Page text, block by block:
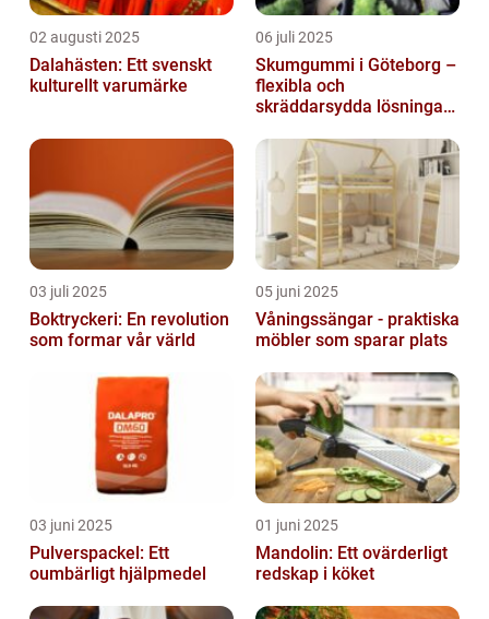
02 augusti 2025
Dalahästen: Ett svenskt
kulturellt varumärke
06 juli 2025
Skumgummi i Göteborg –
flexibla och
skräddarsydda lösningar
03 juli 2025
Boktryckeri: En revolution
som formar vår värld
05 juni 2025
Våningssängar - praktiska
möbler som sparar plats
03 juni 2025
Pulverspackel: Ett
oumbärligt hjälpmedel
01 juni 2025
Mandolin: Ett ovärderligt
redskap i köket